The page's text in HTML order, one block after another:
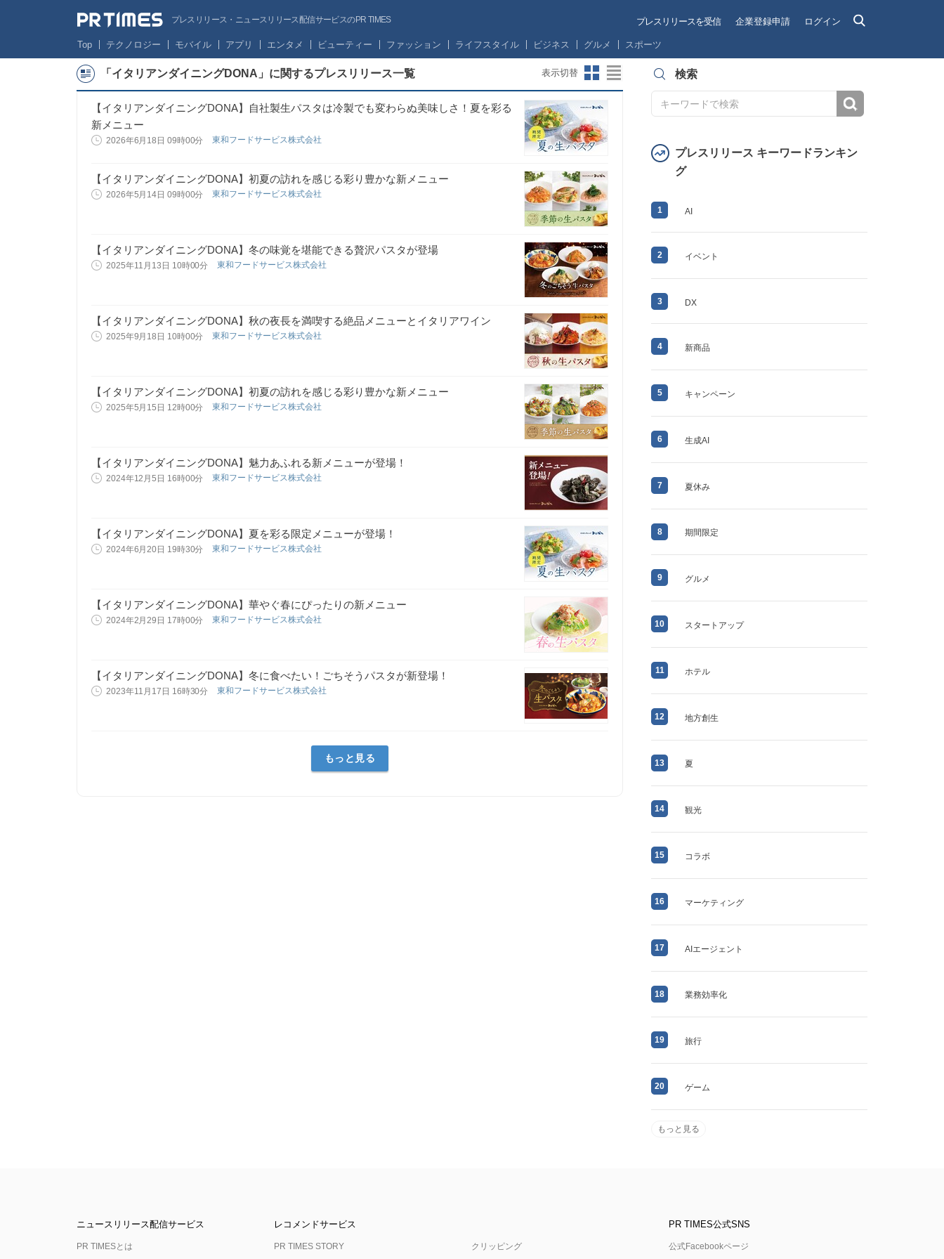
プレスリリース・ニュースリリース配信サービスのPR TIMES プレスリリースを受信 企業登録申請 ログイン
Top テクノロジー モバイル アプリ エンタメ ビューティー ファッション ライフスタイル ビジネス グルメ スポーツ
「イタリアンダイニングDONA」に関するプレスリリース一覧 表示切替
【イタリアンダイニングDONA】自社製生パスタは冷製でも変わらぬ美味しさ！夏を彩る
新メニュー
2026年6月18日 09時00分 東和フードサービス株式会社
【イタリアンダイニングDONA】初夏の訪れを感じる彩り豊かな新メニュー
2026年5月14日 09時00分 東和フードサービス株式会社
【イタリアンダイニングDONA】冬の味覚を堪能できる贅沢パスタが登場
2025年11月13日 10時00分 東和フードサービス株式会社
【イタリアンダイニングDONA】秋の夜長を満喫する絶品メニューとイタリアワイン
2025年9月18日 10時00分 東和フードサービス株式会社
【イタリアンダイニングDONA】初夏の訪れを感じる彩り豊かな新メニュー
2025年5月15日 12時00分 東和フードサービス株式会社
【イタリアンダイニングDONA】魅力あふれる新メニューが登場！
2024年12月5日 16時00分 東和フードサービス株式会社
【イタリアンダイニングDONA】夏を彩る限定メニューが登場！
2024年6月20日 19時30分 東和フードサービス株式会社
【イタリアンダイニングDONA】華やぐ春にぴったりの新メニュー
2024年2月29日 17時00分 東和フードサービス株式会社
【イタリアンダイニングDONA】冬に食べたい！ごちそうパスタが新登場！
2023年11月17日 16時30分 東和フードサービス株式会社
もっと見る
検索
プレスリリース キーワードランキン
グ
1 AI
2 イベント
3 DX
4 新商品
5 キャンペーン
6 生成AI
7 夏休み
8 期間限定
9 グルメ
10 スタートアップ
11 ホテル
12 地方創生
13 夏
14 観光
15 コラボ
16 マーケティング
17 AIエージェント
18 業務効率化
19 旅行
20 ゲーム
もっと見る
ニュースリリース配信サービス
PR TIMESとは
レコメンドサービス
PR TIMES STORY クリッピング
PR TIMES公式SNS
公式Facebookページ